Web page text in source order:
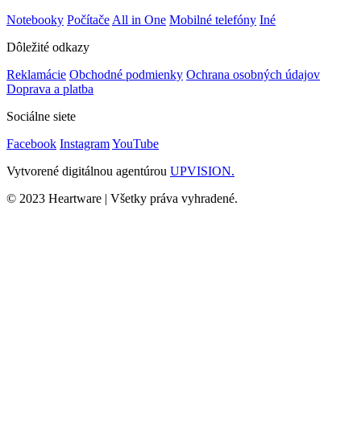
Notebooky Počítače All in One Mobilné telefóny Iné
Dôležité odkazy
Reklamácie Obchodné podmienky Ochrana osobných údajov
Doprava a platba
Sociálne siete
Facebook InstagramYouTube
Vytvorené digitálnou agentúrou UPVISION.
© 2023 Heartware | Všetky práva vyhradené.